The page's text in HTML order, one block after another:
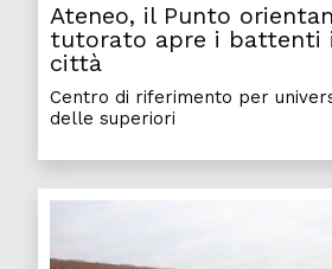
Ateneo, il Punto
tutorato apre i battenti
città
Centro di riferimento per
delle superiori